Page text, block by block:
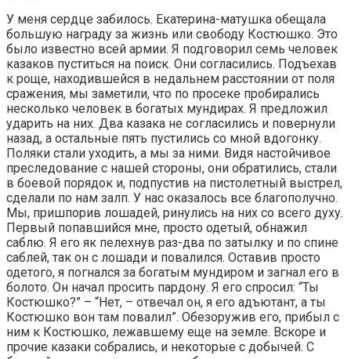
У меня сердце забилось. Екатерина-матушка обещала
большую награду за жизнь или свободу Костюшко. Это
было известно всей армии. Я подговорил семь человек
казаков пуститься на поиск. Они согласились. Подъехав
к роще, находившейся в недальнем расстоянии от поля
сражения, мы заметили, что по просеке пробирались
несколько человек в богатых мундирах. Я предложил
ударить на них. Два казака не согласились и повернули
назад, а остальные пять пустились со мной вдогонку.
Поляки стали уходить, а мы за ними. Видя настойчивое
преследование с нашей стороны, они обратились, стали
в боевой порядок и, подпустив на пистолетный выстрел,
сделали по нам залп. У нас оказалось все благополучно.
Мы, пришпорив лошадей, ринулись на них со всего духу.
Первый попавшийся мне, просто одетый, обнажил
саблю. Я его як пелехнув раз-два по затылку и по спине
саблей, так он с лошади и повалился. Оставив просто
одетого, я погнался за богатым мундиром и загнал его в
болото. Он начал просить пардону. Я его спросил: “Ты
Костюшко?” – “Нет, – отвечал он, я его адъютант, а ты
Костюшко вон там повалил”. Обезоружив его, прибыл с
ним к Костюшко, лежавшему еще на земле. Вскоре и
прочие казаки собрались, и некоторые с добычей. С